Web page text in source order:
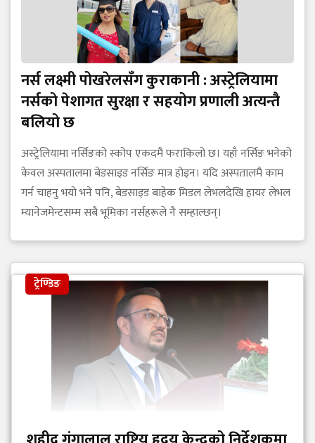
नर्स लक्ष्मी पोखरेलसँग कुराकानी : अस्ट्रेलियामा
नर्सको पेशागत सुरक्षा र सहयोग प्रणाली अत्यन्तै
बलियो छ
अस्ट्रेलियामा नर्सिङको स्कोप एकदमै फराकिलो छ। यहाँ नर्सिङ भनेको
केवल अस्पतालमा बेडसाइड नर्सिङ मात्र होइन। यदि अस्पतालमै काम
गर्न चाहनु भयो भने पनि, बेडसाइड बाहेक मिडल लेभलदेखि हायर लेभल
म्यानेजमेन्टसम्म सबै भूमिका नर्सहरूले नै सम्हाल्छन्।
ट्रेण्डिङ